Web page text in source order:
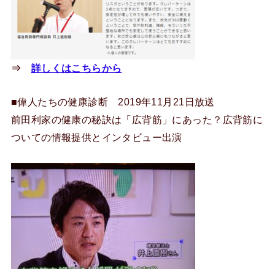
⇒ 詳しくはこちらから
■偉人たちの健康診断 2019年11月21日放送
前田利家の健康の秘訣は「広背筋」にあった？広背筋に
ついての情報提供とインタビュー出演